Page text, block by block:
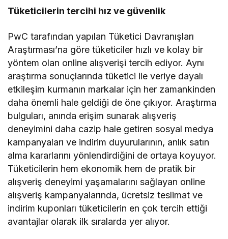
Tüketicilerin tercihi hız ve güvenlik
PwC tarafından yapılan Tüketici Davranışları
Araştırması’na göre tüketiciler hızlı ve kolay bir
yöntem olan online alışverişi tercih ediyor. Aynı
araştırma sonuçlarında tüketici ile veriye dayalı
etkileşim kurmanın markalar için her zamankinden
daha önemli hale geldiği de öne çıkıyor. Araştırma
bulguları, anında erişim sunarak alışveriş
deneyimini daha cazip hale getiren sosyal medya
kampanyaları ve indirim duyurularının, anlık satın
alma kararlarını yönlendirdiğini de ortaya koyuyor.
Tüketicilerin hem ekonomik hem de pratik bir
alışveriş deneyimi yaşamalarını sağlayan online
alışveriş kampanyalarında, ücretsiz teslimat ve
indirim kuponları tüketicilerin en çok tercih ettiği
avantajlar olarak ilk sıralarda yer alıyor.